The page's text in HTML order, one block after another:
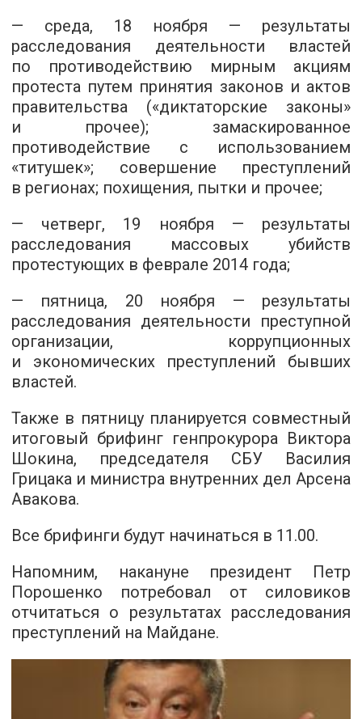
— среда, 18 ноября — результаты
расследования деятельности властей
по противодействию мирным акциям
протеста путем принятия законов и актов
правительства («диктаторские законы»
и прочее); замаскированное
противодействие с использованием
«титушек»; совершение преступлений
в регионах; похищения, пытки и прочее;
— четверг, 19 ноября — результаты
расследования массовых убийств
протестующих в феврале 2014 года;
— пятница, 20 ноября — результаты
расследования деятельности преступной
организации, коррупционных
и экономических преступлений бывших
властей.
Также в пятницу планируется совместный
итоговый брифинг генпрокурора Виктора
Шокина, председателя СБУ Василия
Грицака и министра внутренних дел Арсена
Авакова.
Все брифинги будут начинаться в 11.00.
Напомним, накануне президент Петр
Порошенко потребовал от силовиков
отчитаться о результатах расследования
преступлений на Майдане.